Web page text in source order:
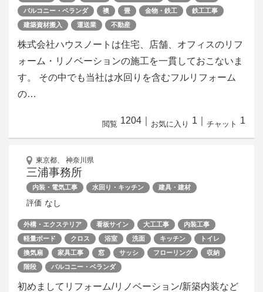
バルコニー・ベランダ 襖 畳 金物・鉄工
鉄工工事
建築資材搬入
運送業 不動産
株式会社ハウスノートは住宅、店舗、オフィスのリフ
ォーム・リノベーションの施工を一貫しておこないま
す。 その中でも当社は水回りを含むフルリフォーム
の…
閲覧 1204 お気に入り 1 チャット 1
東京都、 神奈川県
三浦事務所
内装・電気工事 水回り・キッチン 建具・建材
評価 なし
外構・エクステリア 看板サイン 大工工事
内装工事
軽量ボード
クロス 浴室 洗面 キッチン
トイレ
換気扇
家具工事 窓 サッシ フローリング
収納
階段
バルコニー・ベランダ
初めましてリフォーム/リノベーション/新築内装など